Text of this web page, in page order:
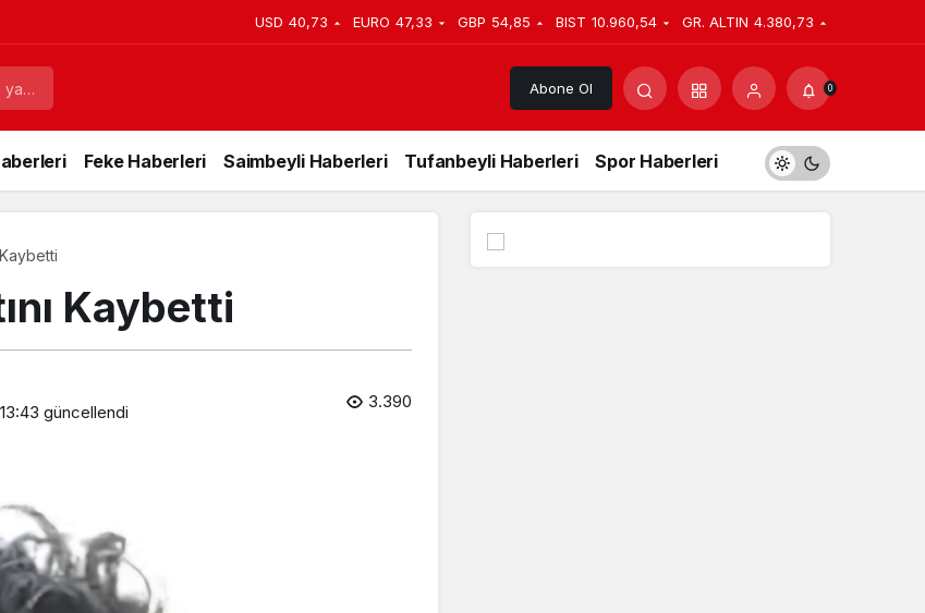
USD 40,73 EURO 47,33 GBP 54,85 BIST 10.960,54 GR. ALTIN 4.380,73
Abone Ol 0
Feke Haberleri Saimbeyli Haberleri Tufanbeyli Haberleri Spor Haberleri
Kaybetti
güncellendi 3.390